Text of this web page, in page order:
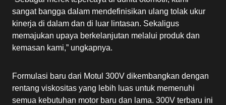
sangat bangga dalam mendefinisikan ulang tolak ukur
kinerja di dalam dan di luar lintasan. Sekaligus
memajukan upaya berkelanjutan melalui produk dan
kemasan kami,” ungkapnya.
Formulasi baru dari Motul 300V dikembangkan dengan
rentang viskositas yang lebih luas untuk memenuhi
semua kebutuhan motor baru dan lama. 300V terbaru ini